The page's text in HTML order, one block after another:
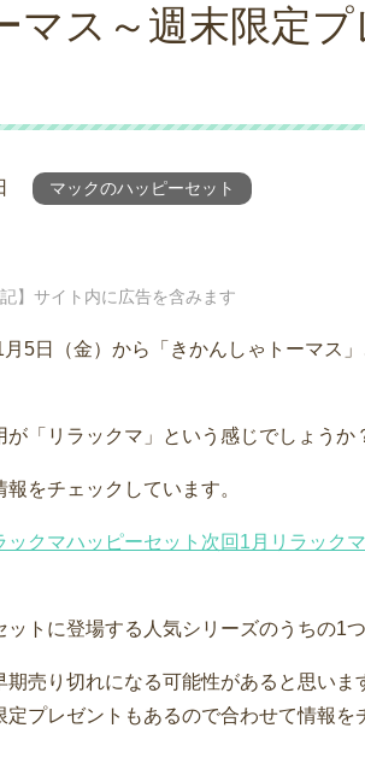
マス～週末限定
マックのハッピーセット
】サイト内に広告を含みます
5日（金）から「きかんしゃトーマス
「リラックマ」という感じでしょうか
をチェックしています。
ックマハッピーセット次回1月リラック
トに登場する人気シリーズのうちの1つ
売り切れになる可能性があると思いま
プレゼントもあるので合わせて情報を